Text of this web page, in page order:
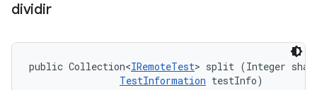
dividir
public Collection<IRemoteTest> split (Integer
TestInformation testInfo)